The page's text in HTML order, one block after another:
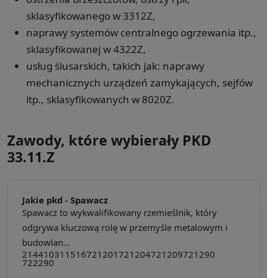
sklasyfikowanego w 3312Z,
naprawy systemów centralnego ogrzewania itp.,
sklasyfikowanej w 4322Z,
usług ślusarskich, takich jak: naprawy
mechanicznych urządzeń zamykających, sejfów
itp., sklasyfikowanych w 8020Z.
Zawody, które wybierały PKD
33.11.Z
Jakie pkd - Spawacz
Spawacz to wykwalifikowany rzemieślnik, który
odgrywa kluczową rolę w przemyśle metalowym i
budowlan...
214410311516721201721204721209721290
722290